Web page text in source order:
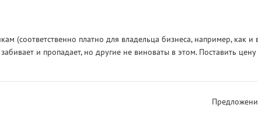
(соответственно платно для владельца бизнеса, например, как и
и пропадает, но другие не виноваты в этом. Поставить